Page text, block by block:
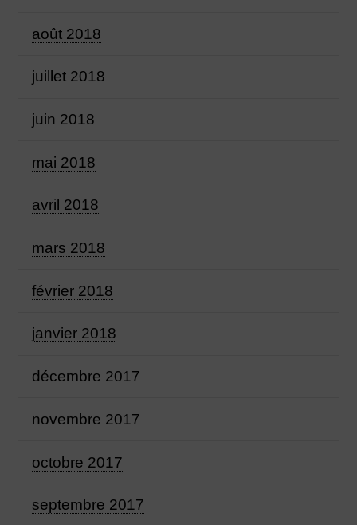
août 2018
juillet 2018
juin 2018
mai 2018
avril 2018
mars 2018
février 2018
janvier 2018
décembre 2017
novembre 2017
octobre 2017
septembre 2017